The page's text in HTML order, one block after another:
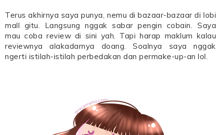
Terus akhirnya saya punya, nemu di bazaar-bazaar di lobi
mall gitu. Langsung nggak sabar pengin cobain. Saya
mau coba review di sini yah. Tapi harap maklum kalau
reviewnya alakadarnya doang. Soalnya saya nggak
ngerti istilah-istilah perbedakan dan permake-up-an lol.